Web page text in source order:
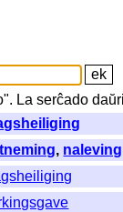
La serĉado
, naleving